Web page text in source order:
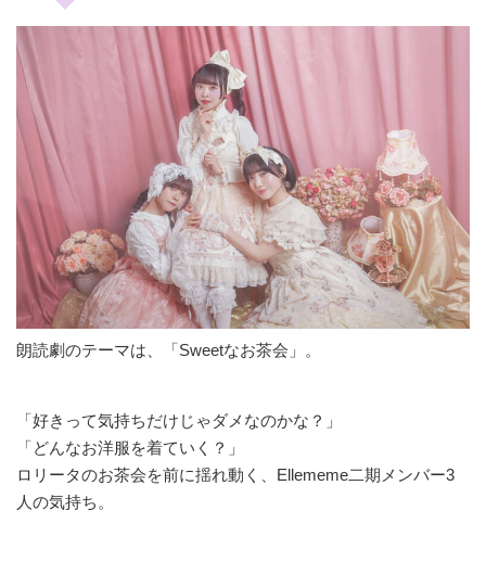
朗読劇のテーマは、「Sweetなお茶会」。
「好きって気持ちだけじゃダメなのかな？」
「どんなお洋服を着ていく？」
ロリータのお茶会を前に揺れ動く、Ellememe二期メンバー3
人の気持ち。